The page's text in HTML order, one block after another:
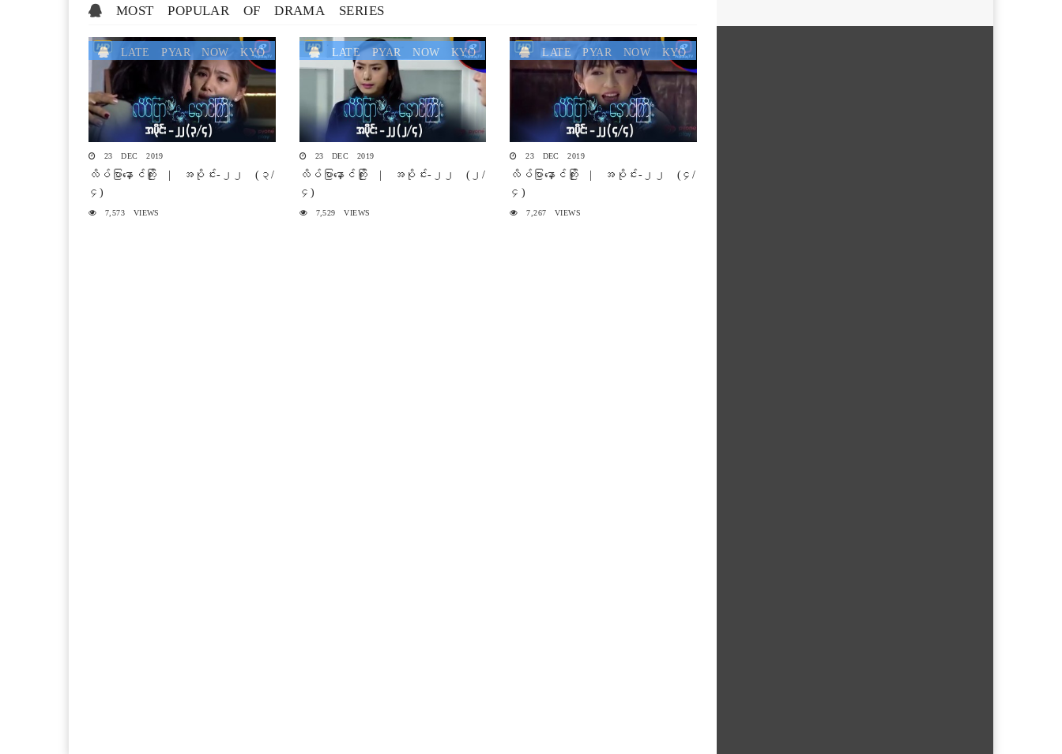
MOST POPULAR OF DRAMA SERIES
LATE PYAR NOW KYO
23 DEC 2019
လိပ်ပြာနှောင်ကြိုး | အပိုင်း-၂၂ (၃/
၄)
7,573 VIEWS
LATE PYAR NOW KYO
23 DEC 2019
လိပ်ပြာနှောင်ကြိုး | အပိုင်း-၂၂ (၂/
၄)
7,529 VIEWS
LATE PYAR NOW KYO
23 DEC 2019
လိပ်ပြာနှောင်ကြိုး | အပိုင်း-၂၂ (၄/
၄)
7,267 VIEWS